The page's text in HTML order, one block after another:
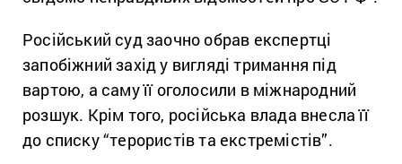
Російський суд заочно обрав експертці
запобіжний захід у вигляді тримання під
вартою, а саму її оголосили в міжнародний
розшук. Крім того, російська влада внесла її
до списку “терористів та екстремістів”.